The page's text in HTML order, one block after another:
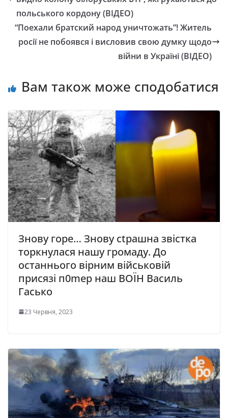
польського кордону (ВІДЕО)
“Поехали братский народ уничтожать”! Житель
росії не побоявся і висловив свою думку щодо
війни в Україні (ВІДЕО)
Вам також може сподобатися
Знову горе… Знову сtрашна звістка
торкнулася нашу громаду. До
останнього вірним військовій
присязі п0mер наш ВОЇН Василь
Гасько
23 Червня, 2023